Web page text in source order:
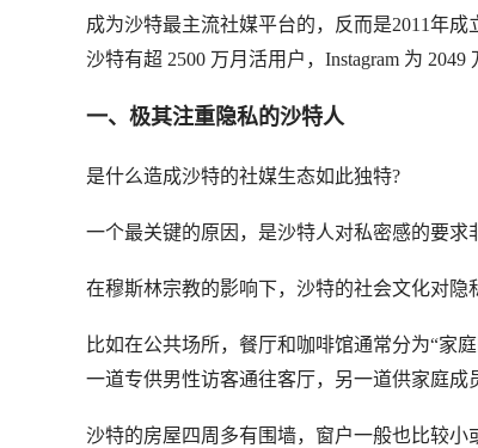
成为沙特最主流社媒平台的，反而是2011年成
沙特有超 2500 万月活用户，Instagram 为 2049
一、极其注重隐私的沙特人
是什么造成沙特的社媒生态如此独特?
一个最关键的原因，是沙特人对私密感的要求
在穆斯林宗教的影响下，沙特的社会文化对隐
比如在公共场所，餐厅和咖啡馆通常分为“家
一道专供男性访客通往客厅，另一道供家庭成
沙特的房屋四周多有围墙，窗户一般也比较